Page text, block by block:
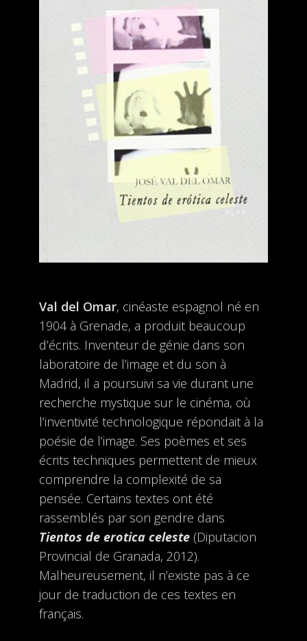
Val del Omar, cinéaste espagnol né en
1904 à Grenade, a produit beaucoup
d’écrits. Inventeur de génie dans son
laboratoire de l’image et du son à
Madrid, il a poursuivi sa vie durant une
recherche mystique sur le cinéma, où
l’inventivité technologique répondait à la
poésie de l’image. Ses poèmes et ses
écrits techniques permettent de mieux
comprendre la complexité de sa
pensée. Certains textes ont été
rassemblés par son gendre dans
Tientos de erotica celeste(Diputacion
Provincial de Granada, 2012).
Malheureusement, il n’existe pas à ce
jour de traduction de ces textes en
français.